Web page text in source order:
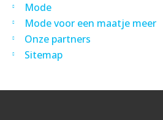
Mode
Mode voor een maatje meer
Onze partners
Sitemap